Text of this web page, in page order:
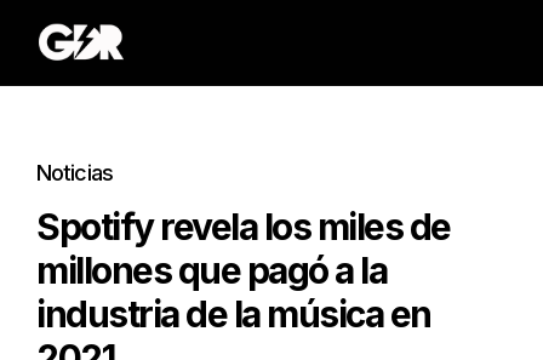
Noticias
Spotify revela los miles de
millones que pagó a la
industria de la música en